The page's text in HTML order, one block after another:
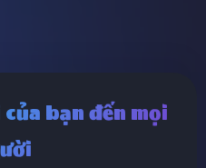
bạn đến mọi